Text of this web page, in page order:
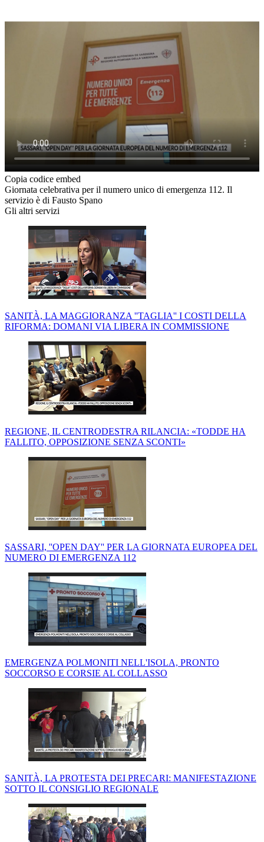
Copia codice embed
Giornata celebrativa per il numero unico di emergenza 112. Il
servizio è di Fausto Spano
Gli altri servizi
SANITÀ, LA MAGGIORANZA ''TAGLIA'' I COSTI DELLA
RIFORMA: DOMANI VIA LIBERA IN COMMISSIONE
REGIONE, IL CENTRODESTRA RILANCIA: «TODDE HA
FALLITO, OPPOSIZIONE SENZA SCONTI»
SASSARI, ''OPEN DAY'' PER LA GIORNATA EUROPEA DEL
NUMERO DI EMERGENZA 112
EMERGENZA POLMONITI NELL'ISOLA, PRONTO
SOCCORSO E CORSIE AL COLLASSO
SANITÀ, LA PROTESTA DEI PRECARI: MANIFESTAZIONE
SOTTO IL CONSIGLIO REGIONALE